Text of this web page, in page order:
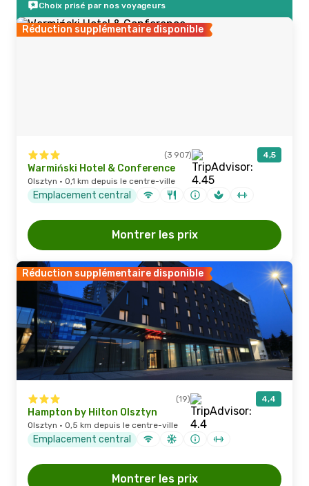
Choix prisé par nos voyageurs
Réduction supplémentaire disponible
(3 907) 4,5
Warmiński Hotel & Conference
Olsztyn · 0,1 km depuis le centre-ville
Emplacement central
Montrer les prix
Réduction supplémentaire disponible
(19) 4,4
Hampton by Hilton Olsztyn
Olsztyn · 0,5 km depuis le centre-ville
Emplacement central
Montrer les prix